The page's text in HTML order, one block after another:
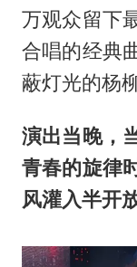
万观众留下
合唱的经典
蔽灯光的杨
演出当晚，
青春的旋律
风灌入半开